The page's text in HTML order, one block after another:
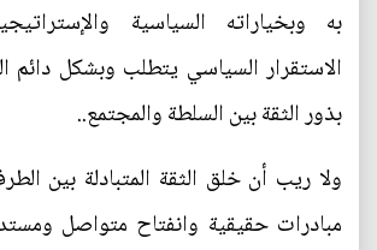
به وبخياراته السياسية
الاستقرار السياسي يتطلب وبشكل
بذور الثقة بين السلطة والمجتمع..
ولا ريب أن خلق الثقة المتبادلة بين
مبادرات حقيقية وانفتاح متواصل